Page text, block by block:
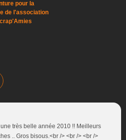
pour la
de l'association
très belle année 2010 !! Meilleurs
.. Gros bisous.<br /> <br /> <br />